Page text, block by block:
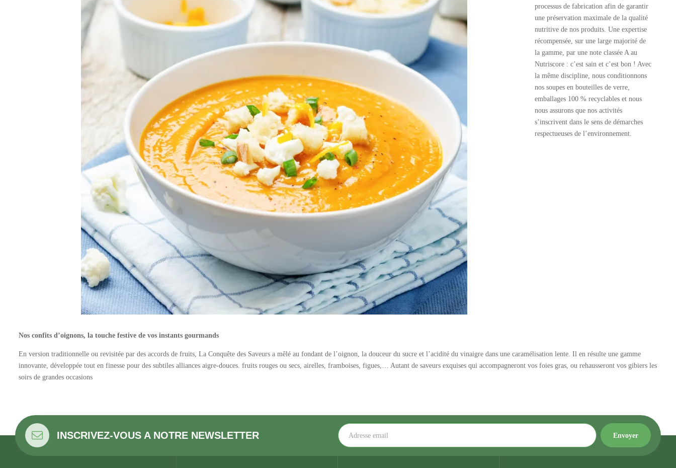
processus de fabrication afin de garantir
une préservation maximale de la qualité
nutritive de nos produits. Une expertise
récompensée, sur une large majorité de
la gamme, par une note classée A au
Nutriscore : c’est sain et c’est bon ! Avec
la même discipline, nous conditionnons
nos soupes en bouteilles de verre,
emballages 100 % recyclables et nous
nous assurons que nos activités
s’inscrivent dans le sens de démarches
respectueuses de l’environnement.
Nos confits d’oignons, la touche festive de vos instants gourmands
En version traditionnelle ou revisitée par des accords de fruits, La Conquête des Saveurs a mêlé au fondant de l’oignon, la douceur du sucre et l’acidité du vinaigre dans une caramélisation lente. Il en résulte une gamme
innovante, développée tout en finesse pour des subtiles alliances aigre-douces. fruits rouges ou secs, airelles, framboises, figues,… Autant de saveurs exquises qui accompagneront vos foies gras, ou rehausseront vos gibiers les
soirs de grandes occasions
INSCRIVEZ-VOUS A NOTRE NEWSLETTER